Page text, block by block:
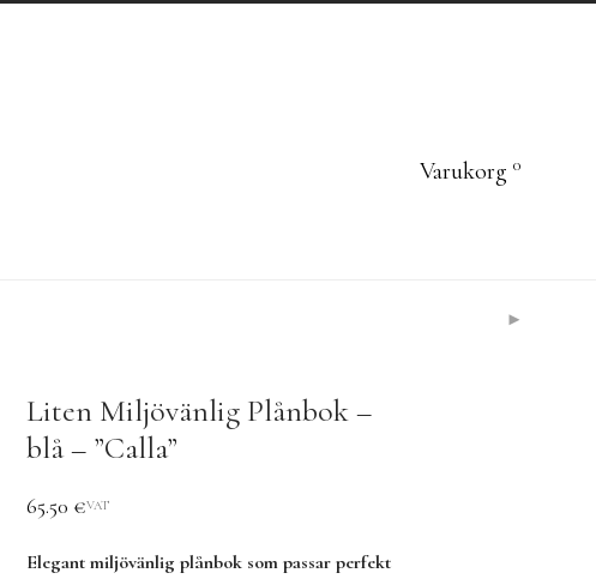
Varukorg 0
Liten Miljövänlig Plånbok –
blå – ”Calla”
65.50 €VAT
Elegant miljövänlig plånbok som passar perfekt